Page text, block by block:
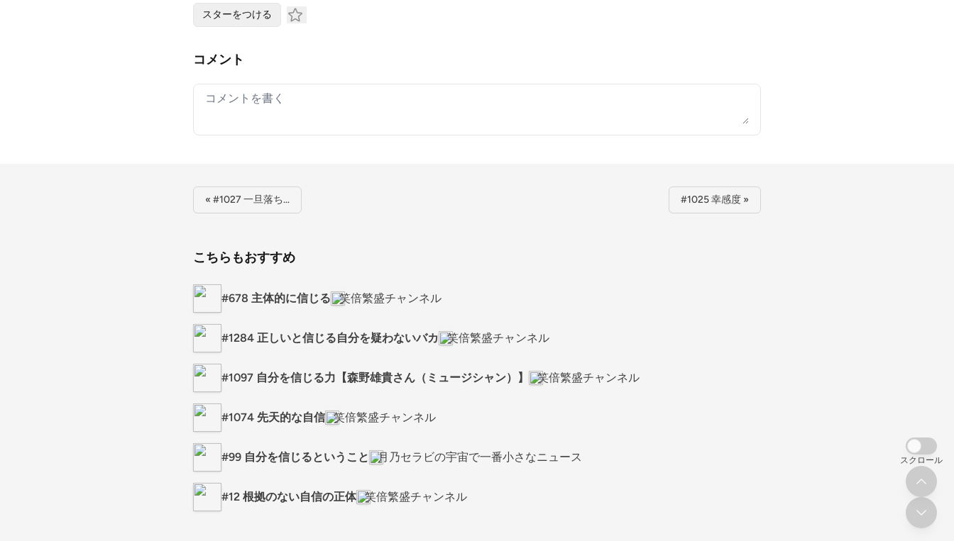
スターをつける
コメント
Your comment
« #1027 一旦落ち… #1025 幸感度 »
こちらもおすすめ
#678 主体的に信じる 笑倍繁盛チャンネル
#1284 正しいと信じる自分を疑わないバカ 笑倍繁盛チャンネル
#1097 自分を信じる力【森野雄貴さん（ミュージシャン）】 笑倍繁盛チャンネル
#1074 先天的な自信 笑倍繁盛チャンネル
#99 自分を信じるということ 月乃セラビの宇宙で一番小さなニュース
#12 根拠のない自信の正体 笑倍繁盛チャンネル
スクロール